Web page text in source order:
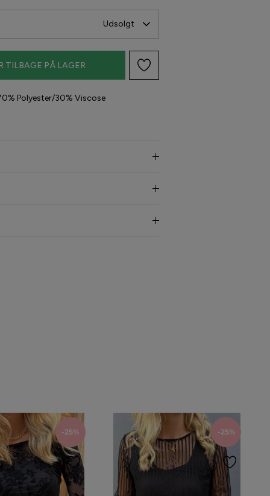
Udsolgt
TILBAGE PÅ LAGER
Polyester/30% Viscose
-25% -25%